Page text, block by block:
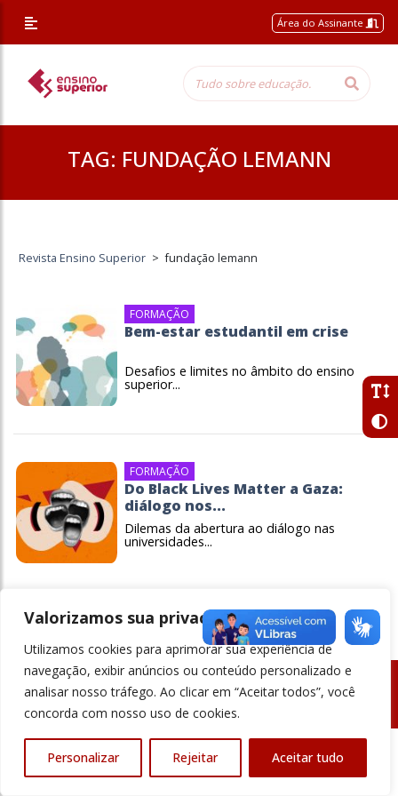
Valorizamos sua privacidade
Utilizamos cookies para aprimorar sua experiência de
navegação, exibir anúncios ou conteúdo personalizado e
analisar nosso tráfego. Ao clicar em “Aceitar todos”, você
concorda com nosso uso de cookies.
Personalizar Rejeitar Aceitar tudo
Área do Assinante
TAG: FUNDAÇÃO LEMANN
Revista Ensino Superior > fundação lemann
FORMAÇÃO
Bem-estar estudantil em crise
Desafios e limites no âmbito do ensino
superior...
FORMAÇÃO
Do Black Lives Matter a Gaza:
diálogo nos...
Dilemas da abertura ao diálogo nas
universidades...
© Revista Ensino Superior - Todos os direitos reservados